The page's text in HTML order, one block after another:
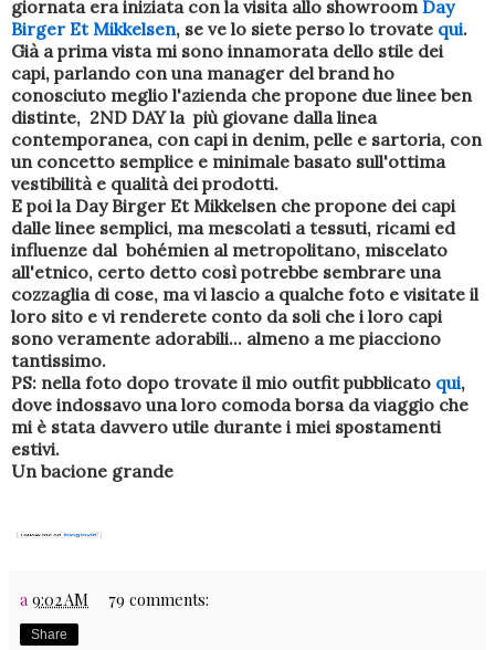
giornata era iniziata con la visita allo showroomDay
Birger Et Mikkelsen, se ve lo siete perso lo trovate qui.
Già a prima vista mi sono innamorata dello stile dei
capi, parlando con una manager del brand ho
conosciuto meglio l'azienda che propone due linee ben
distinte, 2ND DAY la più giovane dalla linea
contemporanea, con capi in denim, pelle e sartoria, con
un concetto semplice e minimale basato sull'ottima
vestibilità e qualità dei prodotti.
E poi la Day Birger Et Mikkelsen che propone dei capi
dalle linee semplici, ma mescolati a tessuti, ricami ed
influenze dal bohémien al metropolitano, miscelato
all'etnico, certo detto così potrebbe sembrare una
cozzaglia di cose, ma vi lascio a qualche foto e visitate il
loro sito e vi renderete conto da soli che i loro capi
sono veramente adorabili... almeno a me piacciono
tantissimo.
PS: nella foto dopo trovate il mio outfit pubblicato qui,
dove indossavo una loro comoda borsa da viaggio che
mi è stata davvero utile durante i miei spostamenti
estivi.
Un bacione grande
a9:02 AM 79 comments:
Share